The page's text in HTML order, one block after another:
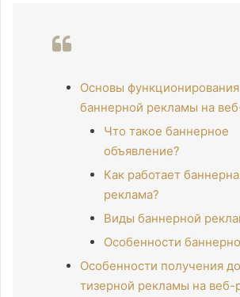
Основы функционирования
баннерной рекламы на
Что такое баннерное
объявление?
Как работает
реклама?
Виды баннерной
Особенности
Особенности получения
тизерной рекламы на веб-